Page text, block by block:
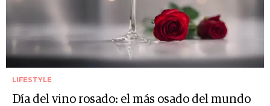
LIFESTYLE
Día del vino rosado: el más osado del mundo